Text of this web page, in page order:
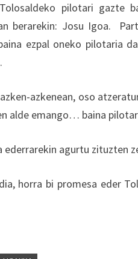
pilotari gazte
berarekin: Josu Igoa.
ezpal oneko pilotaria
azkenean, oso
alde emango… baina
ederrarekin agurtu zituzten
horra bi promesa eder